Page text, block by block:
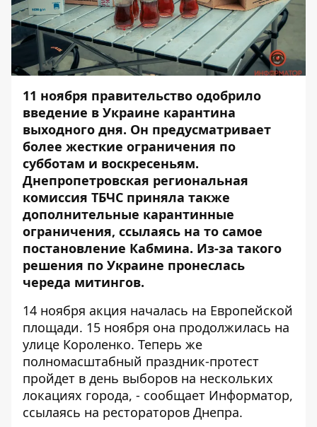
11 ноября правительство одобрило
введение в Украине карантина
выходного дня. Он предусматривает
более жесткие ограничения по
субботам и воскресеньям.
Днепропетровская региональная
комиссия ТБЧС приняла также
дополнительные карантинные
ограничения, ссылаясь на то самое
постановление Кабмина. Из-за такого
решения по Украине пронеслась
череда митингов.
14 ноября акция началась на Европейской
площади. 15 ноября она продолжилась на
улице Короленко. Теперь же
полномасштабный праздник-протест
пройдет в день выборов на нескольких
локациях города, - сообщает Информатор,
ссылаясь на рестораторов Днепра.